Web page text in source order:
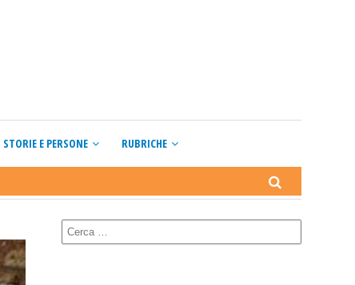
STORIE E PERSONE RUBRICHE